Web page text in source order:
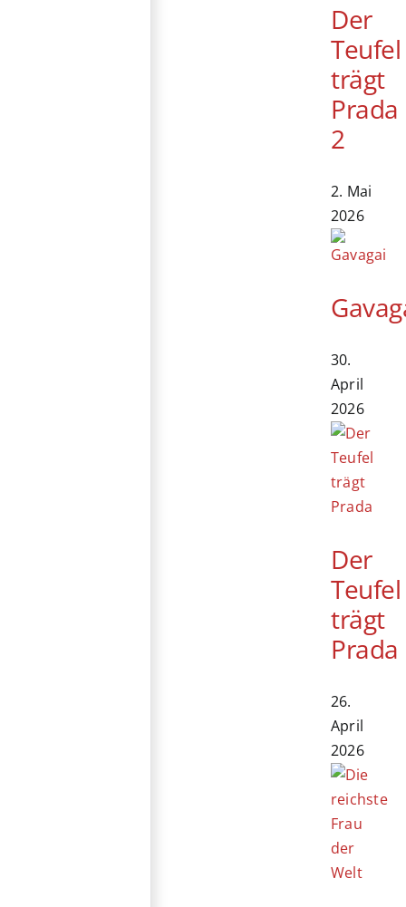
Der
Teufel
trägt
Prada
2
2. Mai
2026
30.
April
2026
Der
Teufel
trägt
Prada
26.
April
2026